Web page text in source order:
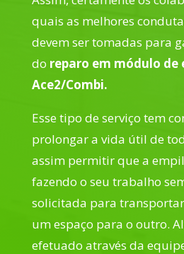
quais as melhores
devem ser tomadas para
do reparo em módulo de
Ace2/Combi.
Esse tipo de serviço tem
prolongar a vida útil de
assim permitir que a
fazendo o seu trabalho
solicitada para
um espaço para o outro.
efetuado através da